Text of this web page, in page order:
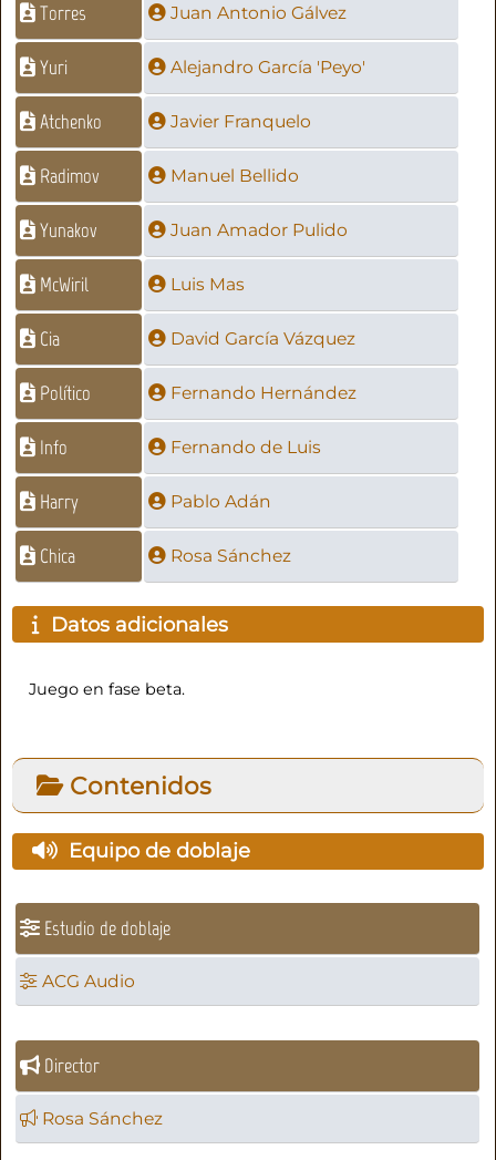
Torres Juan Antonio Gálvez
Yuri Alejandro García 'Peyo'
Atchenko Javier Franquelo
Radimov Manuel Bellido
Yunakov Juan Amador Pulido
McWiril Luis Mas
Cia David García Vázquez
Político Fernando Hernández
Info Fernando de Luis
Harry Pablo Adán
Chica Rosa Sánchez
Datos adicionales
Juego en fase beta.
Contenidos
Equipo de doblaje
Estudio de doblaje
ACG Audio
Director
Rosa Sánchez